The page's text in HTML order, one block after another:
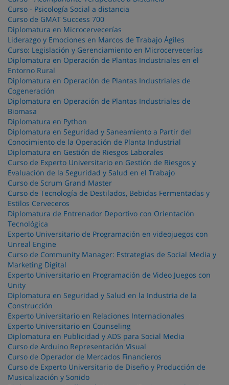
Curso - Psicología Social a distancia
Curso de GMAT Success 700
Diplomatura en Microcervecerías
Liderazgo y Emociones en Marcos de Trabajo Ágiles
Curso: Legislación y Gerenciamiento en Microcervecerías
Diplomatura en Operación de Plantas Industriales en el
Entorno Rural
Diplomatura en Operación de Plantas Industriales de
Cogeneración
Diplomatura en Operación de Plantas Industriales de
Biomasa
Diplomatura en Python
Diplomatura en Seguridad y Saneamiento a Partir del
Conocimiento de la Operación de Planta Industrial
Diplomatura en Gestión de Riesgos Laborales
Curso de Experto Universitario en Gestión de Riesgos y
Evaluación de la Seguridad y Salud en el Trabajo
Curso de Scrum Grand Master
Curso de Tecnología de Destilados, Bebidas Fermentadas y
Estilos Cerveceros
Diplomatura de Entrenador Deportivo con Orientación
Tecnológica
Experto Universitario de Programación en videojuegos con
Unreal Engine
Curso de Community Manager: Estrategias de Social Media y
Marketing Digital
Experto Universitario en Programación de Video Juegos con
Unity
Diplomatura en Seguridad y Salud en la Industria de la
Construcción
Experto Universitario en Relaciones Internacionales
Experto Universitario en Counseling
Diplomatura en Publicidad y ADS para Social Media
Curso de Arduino Representación Visual
Curso de Operador de Mercados Financieros
Curso de Experto Universitario de Diseño y Producción de
Musicalización y Sonido